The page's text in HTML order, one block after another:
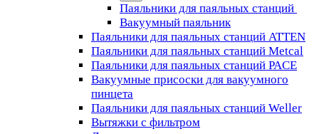
Паяльники для паяльных станций
Вакуумный паяльник
Паяльники для паяльных станций ATTEN
Паяльники для паяльных станций Metcal
Паяльники для паяльных станций PACE
Вакуумные присоски для вакуумного
пинцета
Паяльники для паяльных станций Weller
Вытяжки с фильтром